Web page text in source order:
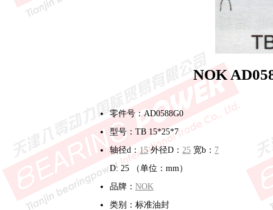
NOK
零件号：AD0588G0
型号：TB 15*25*7
轴径d：15外径D： 25 宽b： 7
D: 25 （单位：mm）
品牌： NOK
类别：标准油封